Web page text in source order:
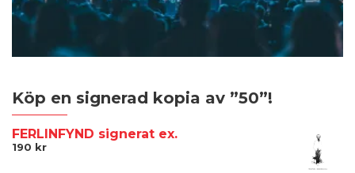
Köp en signerad kopia av ”50”!
FERLINFYND signerat ex.
190 kr